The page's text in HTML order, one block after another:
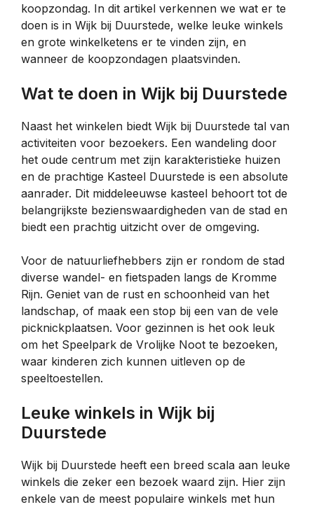
koopzondag. In dit artikel verkennen we wat er te
doen is in Wijk bij Duurstede, welke leuke winkels
en grote winkelketens er te vinden zijn, en
wanneer de koopzondagen plaatsvinden.
Wat te doen in Wijk bij Duurstede
Naast het winkelen biedt Wijk bij Duurstede tal van
activiteiten voor bezoekers. Een wandeling door
het oude centrum met zijn karakteristieke huizen
en de prachtige Kasteel Duurstede is een absolute
aanrader. Dit middeleeuwse kasteel behoort tot de
belangrijkste bezienswaardigheden van de stad en
biedt een prachtig uitzicht over de omgeving.
Voor de natuurliefhebbers zijn er rondom de stad
diverse wandel- en fietspaden langs de Kromme
Rijn. Geniet van de rust en schoonheid van het
landschap, of maak een stop bij een van de vele
picknickplaatsen. Voor gezinnen is het ook leuk
om het Speelpark de Vrolijke Noot te bezoeken,
waar kinderen zich kunnen uitleven op de
speeltoestellen.
Leuke winkels in Wijk bij
Duurstede
Wijk bij Duurstede heeft een breed scala aan leuke
winkels die zeker een bezoek waard zijn. Hier zijn
enkele van de meest populaire winkels met hun